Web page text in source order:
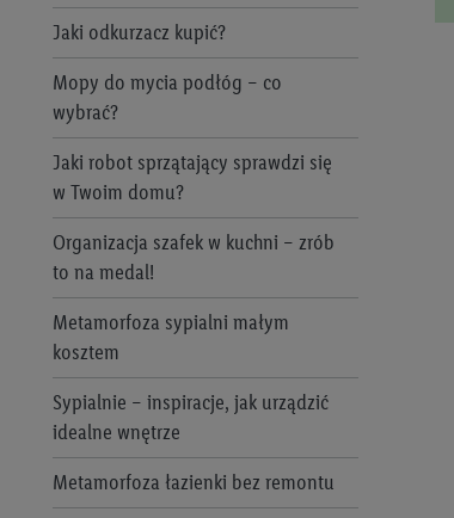
Piratki
Produkty roślinne
Pure Taste
Saguaro
Solevita
W5
Crivit
esmara®
Livarno Home
Termorobot MC Smart
Jaki odkurzacz kupić?
Mopy do mycia podłóg – co
wybrać?
Jaki robot sprzątający sprawdzi się
w Twoim domu?
Organizacja szafek w kuchni – zrób
to na medal!
Metamorfoza sypialni małym
kosztem
Sypialnie – inspiracje, jak urządzić
idealne wnętrze
Metamorfoza łazienki bez remontu